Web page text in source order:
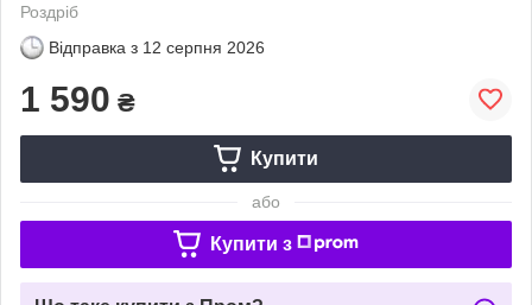
Роздріб
Відправка з 12 серпня 2026
1 590 ₴
Купити
або
Купити з